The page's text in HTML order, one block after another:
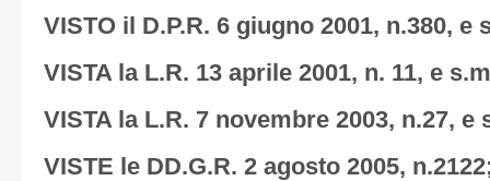
VISTO il D.P.R. 6 giugno 2001, n.380, e
VISTA la L.R. 13 aprile 2001, n. 11, e
VISTA la L.R. 7 novembre 2003, n.27, e
VISTE le DD.G.R. 2 agosto 2005,